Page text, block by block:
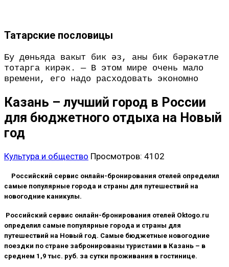
Татарские пословицы
Бу дөньяда вакыт бик әз, аны бик бәрәкәтле
тотарга кирәк. — В этом мире очень мало
времени, его надо расходовать экономно
Казань – лучший город в России
для бюджетного отдыха на Новый
год
Культура и общество Просмотров: 4102
Российский сервис онлайн-бронирования отелей определил
самые популярные города и страны для путешествий на
новогодние каникулы.
Российский сервис онлайн-бронирования отелей Oktogo.ru
определил самые популярные города и страны для
путешествий на Новый год. Самые бюджетные новогодние
поездки по стране забронированы туристами в Казань – в
среднем 1,9 тыс. руб. за сутки проживания в гостинице.